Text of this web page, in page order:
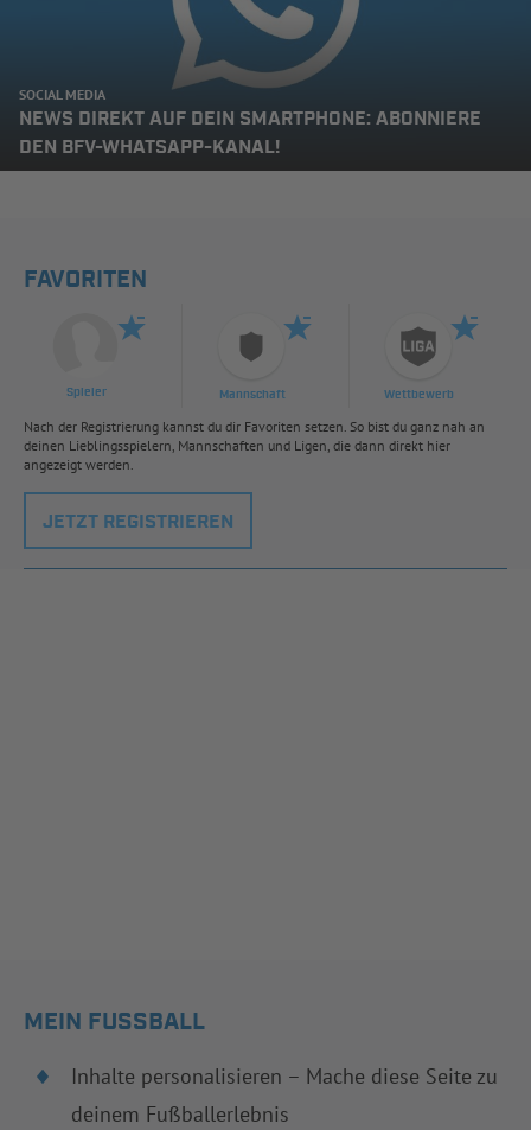
SOCIAL MEDIA
NEWS DIREKT AUF DEIN SMARTPHONE: ABONNIERE
DEN BFV-WHATSAPP-KANAL!
FAVORITEN
Spieler Mannschaft Wettbewerb
Nach der Registrierung kannst du dir Favoriten setzen. So bist du ganz nah an
deinen Lieblingsspielern, Mannschaften und Ligen, die dann direkt hier
angezeigt werden.
JETZT REGISTRIEREN
MEIN FUSSBALL
Inhalte personalisieren – Mache diese Seite zu
deinem Fußballerlebnis